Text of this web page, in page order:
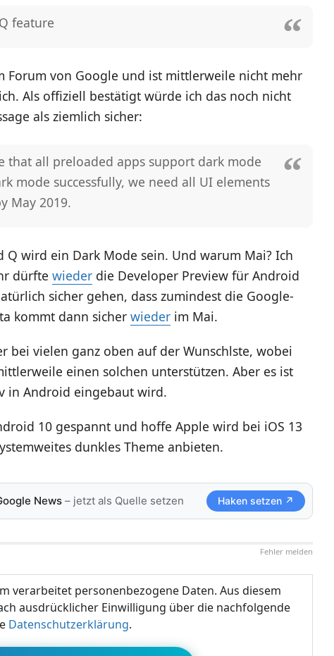
feature
Forum von Google und ist mittlerweile nicht mehr
Als offiziell bestätigt würde ich das noch nicht
als ziemlich sicher:
that all preloaded apps support dark mode
mode successfully, we need all UI elements
May 2019.
Q wird ein Dark Mode sein. Und warum Mai? Ich
dürfte wiederdie Developer Preview für Android
sicher gehen, dass zumindest die Google-
kommt dann sicher wiederim Mai.
bei vielen ganz oben auf der Wunschlste, wobei
einen solchen unterstützen. Aber es ist
in Android eingebaut wird.
10 gespannt und hoffe Apple wird bei iOS 13
dunkles Theme anbieten.
News– jetzt als Quelle setzen Haken setzen ↗
Fehler melden
verarbeitet personenbezogene Daten. Aus diesem
ausdrücklicher Einwilligung über die nachfolgende
Datenschutzerklärung.